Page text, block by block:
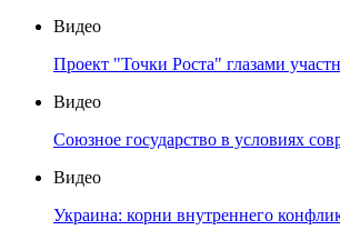
Видео
Проект "Точки Роста" глазами
Видео
Союзное государство в условиях
Видео
Украина: корни внутреннего